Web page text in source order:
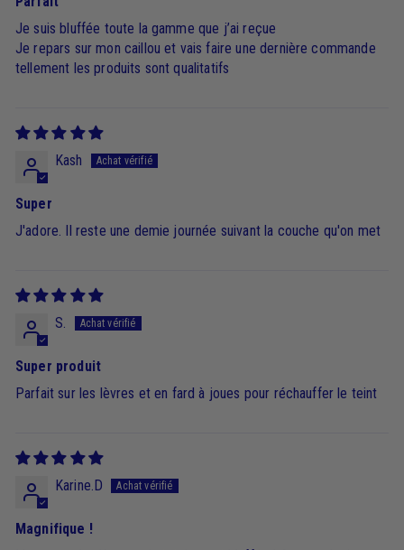
Je suis bluffée toute la gamme que j’ai reçue
Je repars sur mon caillou et vais faire une dernière commande
tellement les produits sont qualitatifs
Kash
Super
J'adore. Il reste une demie journée suivant la couche qu'on met
S.
Super produit
Parfait sur les lèvres et en fard à joues pour réchauffer le teint
Karine.D
Magnifique !